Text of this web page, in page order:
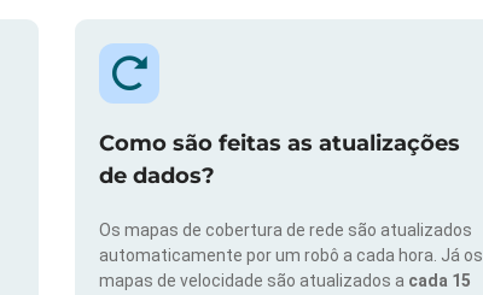
Como são feitas as atualizações
de dados?
Os mapas de cobertura de rede são atualizados
automaticamente por um robô a cada hora. Já os
mapas de velocidade são atualizados a cada 15